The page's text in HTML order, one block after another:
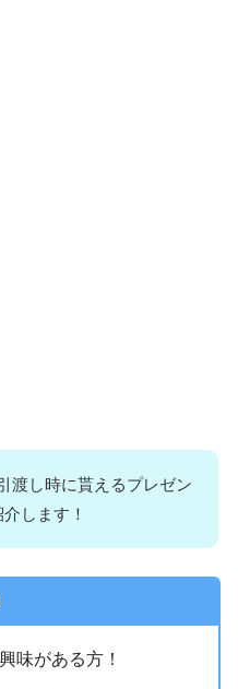
渡し時に貰えるプレゼン
します！
味がある方！